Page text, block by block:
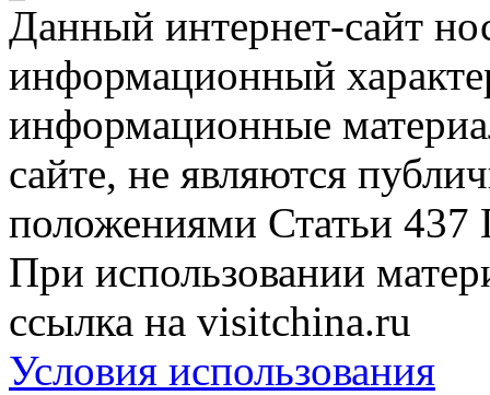
Данный интернет-сайт
информационный
информационные
сайте, не являются
положениями Статьи 437
При использовании
ссылка на visitchina.ru
Условия использования